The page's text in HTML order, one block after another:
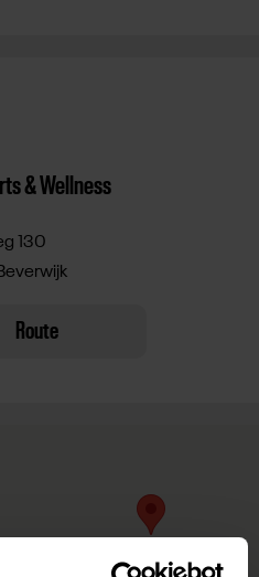
& Wellness
130
Route